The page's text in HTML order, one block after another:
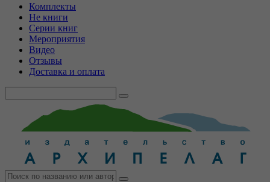
Комплекты
Не книги
Серии книг
Мероприятия
Видео
Отзывы
Доставка и оплата